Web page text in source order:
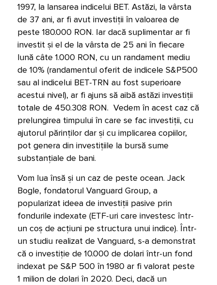
1997, la lansarea indicelui BET. Astăzi, la vârsta
de 37 ani, ar fi avut investiții în valoarea de
peste 180.000 RON. Iar dacă suplimentar ar fi
investit și el de la vârsta de 25 ani în fiecare
lună câte 1.000 RON, cu un randament mediu
de 10% (randamentul oferit de indicele S&P500
sau al indicelui BET-TRN au fost superioare
acestui nivel), ar fi ajuns să aibă astăzi investiții
totale de 450.308 RON. Vedem în acest caz că
prelungirea timpului în care se fac investiții, cu
ajutorul părinților dar și cu implicarea copiilor,
pot genera din investițiile la bursă sume
substanțiale de bani.
Vom lua însă și un caz de peste ocean. Jack
Bogle, fondatorul Vanguard Group, a
popularizat ideea de investiții pasive prin
fondurile indexate (ETF-uri care investesc într-
un coș de acțiuni pe structura unui indice). Într-
un studiu realizat de Vanguard, s-a demonstrat
că o investiție de 10.000 de dolari într-un fond
indexat pe S&P 500 în 1980 ar fi valorat peste
1 milion de dolari în 2020. Deci, dacă un